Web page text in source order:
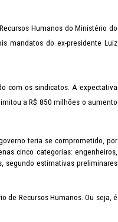
Humanos do Ministério do
mandatos do ex-presidente Luiz
com os sindicatos. A expectativa
a R$ 850 milhões o aumento
teria se comprometido, por
cinco categorias: engenheiros,
segundo estimativas preliminares
de Recursos Humanos. Ou seja, é